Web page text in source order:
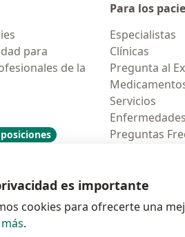
para
de la
Para los
Especialistas
Clínicas
Pregunta al
Servicios
Enfermedades
Preguntas
Polska se
es importante
cookies para ofrecerte una
.